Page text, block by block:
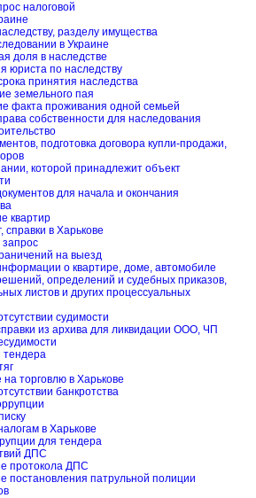
налоговой
разделу имущества
в Украине
доля в наследстве
юриста по наследству
принятия наследства
земельного пая
факта проживания одной семьей
собственности для наследования
подготовка договора купли-продажи,
которой принадлежит объект
для начала и окончания
квартир
справки в Харькове
запрос
на выезд
о квартире, доме, автомобиле
определений и судебных приказов,
листов и других процессуальных
судимости
из архива для ликвидации ООО, ЧП
тендера
торговлю в Харькове
банкротства
в Харькове
для тендера
ДПС
протокола ДПС
постановления патрульной полиции